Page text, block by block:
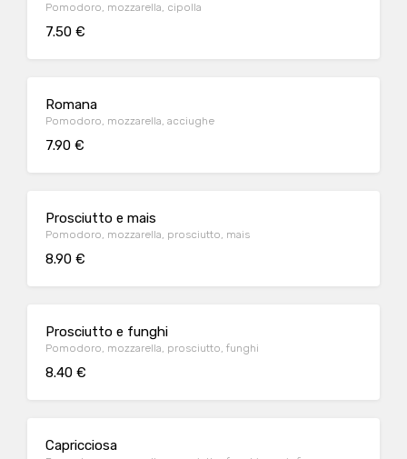
Pomodoro, mozzarella, cipolla
7.50 €
Romana
Pomodoro, mozzarella, acciughe
7.90 €
Prosciutto e mais
Pomodoro, mozzarella, prosciutto, mais
8.90 €
Prosciutto e funghi
Pomodoro, mozzarella, prosciutto, funghi
8.40 €
Capricciosa